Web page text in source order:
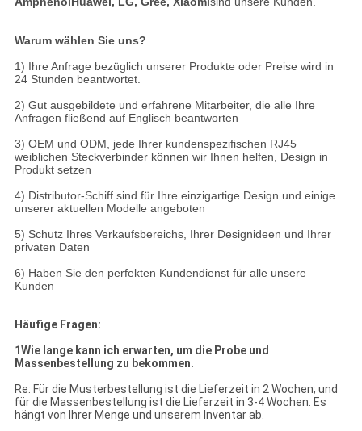
Warum wählen Sie uns?
1) Ihre Anfrage bezüglich unserer Produkte oder Preise wird in
24 Stunden beantwortet.
2) Gut ausgebildete und erfahrene Mitarbeiter, die alle Ihre
Anfragen fließend auf Englisch beantworten
3) OEM und ODM, jede Ihrer kundenspezifischen RJ45
weiblichen Steckverbinder können wir Ihnen helfen, Design in
Produkt setzen
4) Distributor-Schiff sind für Ihre einzigartige Design und einige
unserer aktuellen Modelle angeboten
5) Schutz Ihres Verkaufsbereichs, Ihrer Designideen und Ihrer
privaten Daten
6) Haben Sie den perfekten Kundendienst für alle unsere
Kunden
Häufige Fragen:
1Wie lange kann ich erwarten, um die Probe und
Massenbestellung zu bekommen.
Re: Für die Musterbestellung ist die Lieferzeit in 2 Wochen; und
für die Massenbestellung ist die Lieferzeit in 3-4 Wochen. Es
hängt von Ihrer Menge und unserem Inventar ab.